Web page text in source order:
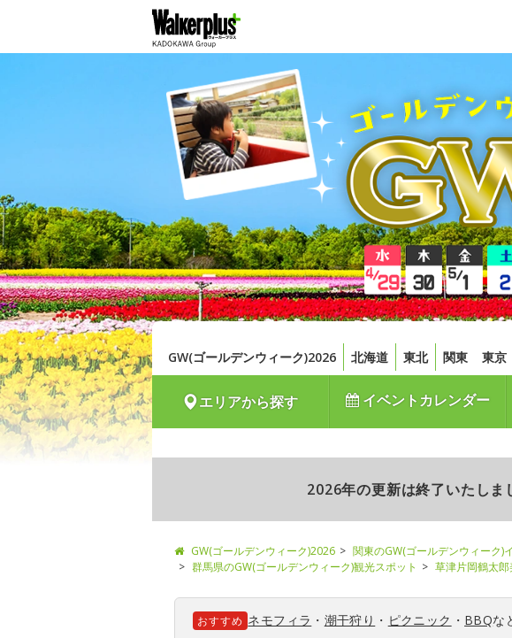
GW(ゴールデンウィーク)2026 北海道 東北 関東 東京
エリアから探す イベントカレンダー
2026年の更新は終了いたしま
GW(ゴールデンウィーク)2026 関東のGW(ゴールデンウィーク)
群馬県のGW(ゴールデンウィーク)観光スポット
草津片岡鶴太
おすすめ ネモフィラ ・ 潮干狩り ・ ピクニック ・ BBQな